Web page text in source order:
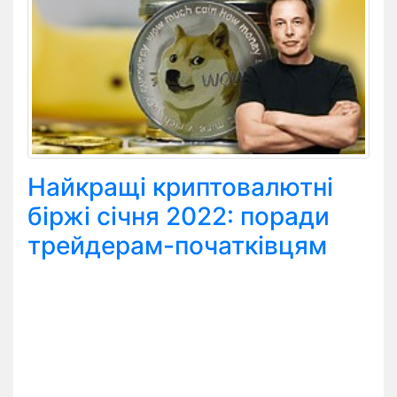
Найкращі криптовалютні
біржі січня 2022: поради
трейдерам-початківцям